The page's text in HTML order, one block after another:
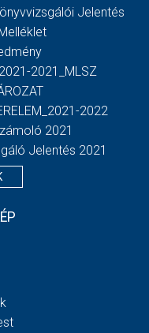
Jelentés
2021_MLSZ
2022
2021
Jelentés 2021